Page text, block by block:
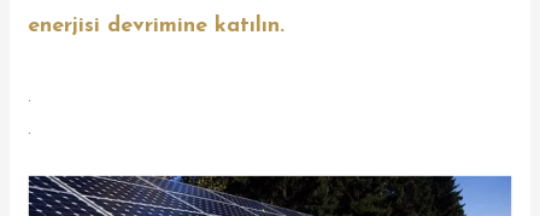
enerjisi devrimine katılın.
.
.